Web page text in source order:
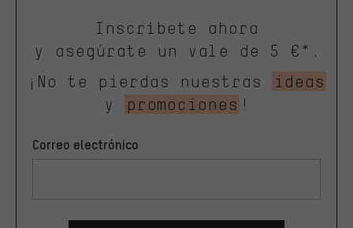
Inscríbete ahora
y asegúrate un vale de 5 €*.
¡No te pierdas nuestras
ideas
y
promociones !
Correo electrónico